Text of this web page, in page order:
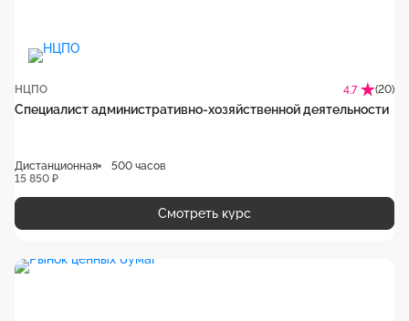
НЦПО 4.7 (20)
Специалист административно-хозяйственной деятельности
Дистанционная
500 часов
15 850 ₽
Смотреть курс